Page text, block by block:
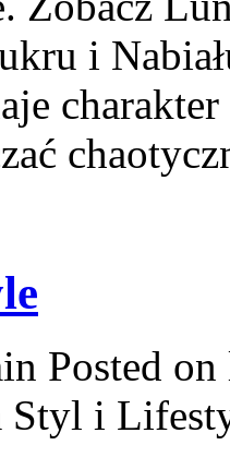
i
Posted
Styl i